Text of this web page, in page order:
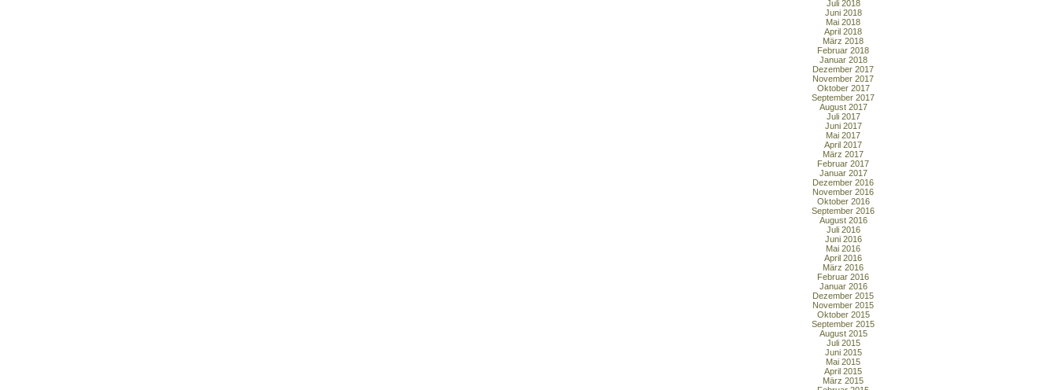
Juli 2018
Juni 2018
Mai 2018
April 2018
März 2018
Februar 2018
Januar 2018
Dezember 2017
November 2017
Oktober 2017
September 2017
August 2017
Juli 2017
Juni 2017
Mai 2017
April 2017
März 2017
Februar 2017
Januar 2017
Dezember 2016
November 2016
Oktober 2016
September 2016
August 2016
Juli 2016
Juni 2016
Mai 2016
April 2016
März 2016
Februar 2016
Januar 2016
Dezember 2015
November 2015
Oktober 2015
September 2015
August 2015
Juli 2015
Juni 2015
Mai 2015
April 2015
März 2015